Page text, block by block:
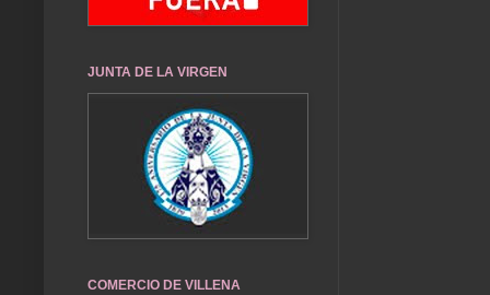
JUNTA DE LA VIRGEN
COMERCIO DE VILLENA